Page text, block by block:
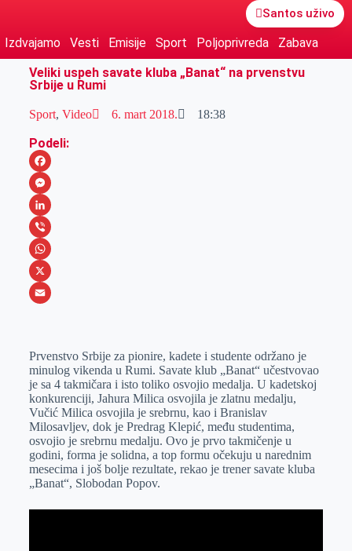
Santos uživo
Izdvajamo Vesti Emisije Sport Poljoprivreda
Zabava
Veliki uspeh savate kluba „Banat“ na prvenstvu
Srbije u Rumi
Sport, Video 6. mart 2018. 18:38
Podeli:
F
a
c
e
b
o
M
e
s
s
e
e
r
L
i
n
k
I
n
V
i
b
W
h
s
A
p
p
X
a
i
l
Prvenstvo Srbije za pionire, kadete i studente održano je
minulog vikenda u Rumi. Savate klub „Banat“ učestvovao
je sa 4 takmičara i isto toliko osvojio medalja. U kadetskoj
konkurenciji, Jahura Milica osvojila je zlatnu medalju,
Vučić Milica osvojila je srebrnu, kao i Branislav
Milosavljev, dok je Predrag Klepić, među studentima,
osvojio je srebrnu medalju. Ovo je prvo takmičenje u
godini, forma je solidna, a top formu očekuju u narednim
mesecima i još bolje rezultate, rekao je trener savate kluba
„Banat“, Slobodan Popov.